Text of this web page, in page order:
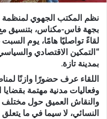
و
ن
ي
ا
نظم المكتب الجهوي لمنظمة
بجهة فاس-مكناس، بتنسيق مع
لقاءً تواصليًا هامًا، يوم السبت 14 يونيو 2025، تحت شعار
“التمكين الاقتصادي
بمدينة تازة.
اللقاء عرف حضورًا وازنًا
وفعاليات مدنية مهتمة
والنقاش العميق حول مختلف
النسائي، لا سيما في ما